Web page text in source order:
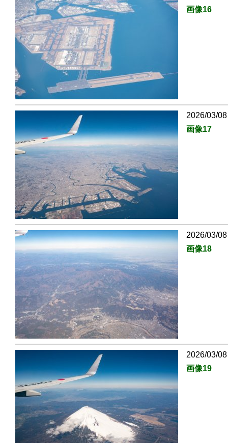
画像16
2026/03/
画像17
2026/03/
画像18
2026/03/
画像19